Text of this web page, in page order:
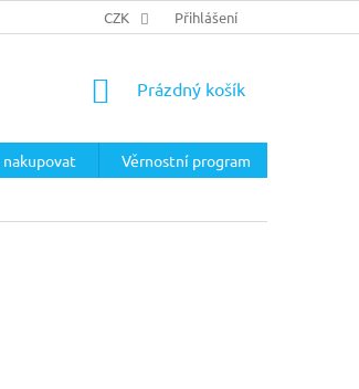
OCHRANY OSOBNÍCH ÚDAJŮ
CZK Přihlášení
NÁKUPNÍ
Prázdný košík
nakupovat
Věrnostní program